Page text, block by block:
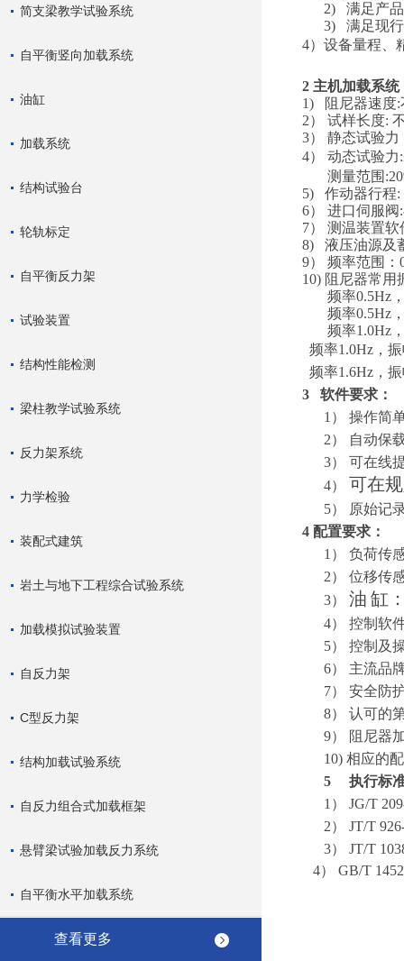
简支梁教学试验系统
自平衡竖向加载系统
油缸
加载系统
结构试验台
轮轨标定
自平衡反力架
试验装置
结构性能检测
梁柱教学试验系统
反力架系统
力学检验
装配式建筑
岩土与地下工程综合试验系统
加载模拟试验装置
自反力架
C型反力架
结构加载试验系统
自反力组合式加载框架
悬臂梁试验加载反力系统
自平衡水平加载系统
查看更多
2)
满足产品
3)
满足现
4）设备量程、
2 主机加载系统
1) 阻尼器速度:
2） 试样长度:
3） 静态试验力
4） 动态试验力:
测量范围
5) 作动器行程:
6） 进口伺服阀:
7） 测温装置软
8) 液压油源及
9） 频率范围：
10) 阻尼器常用
频率0.5Hz
频率0.5Hz
频率1.0Hz
频率1.0Hz ，
频率1.6Hz ，
3 软件要求：
1）
操作简
2）
自动保
3）
可在线
4）
可在
5）
原始记
4 配置要求：
1）
负荷传
2）
位移传
3）
油 缸
4）
控制软
5）
控制及
6）
主流品
7）
安全防
8）
认可的
9）
阻尼器
10) 相应的
5
执行标
1）
JG/T
2）
JT/T
3）
JT/T
4）
GB/T